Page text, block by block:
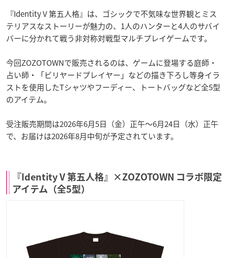
『Identity V 第五人格』は、ゴシックで不気味な世界観とミス
テリアスなストーリーが魅力の、1人のハンターと4人のサバイ
バーに分かれて戦う非対称対戦型マルチプレイゲームです。
今回ZOZOTOWNで販売されるのは、ゲームに登場する庭師・
占い師・「ビリヤードプレイヤー」などの描き下ろし等身イラ
ストを使用したTシャツやフーディー、トートバッグなど全5型
のアイテム。
受注販売期間は2026年6月5日（金）正午〜6月24日（水）正午
で、お届けは2026年8月中旬が予定されています。
『Identity V 第五人格』×ZOZOTOWN コラボ限定
アイテム（全5型）